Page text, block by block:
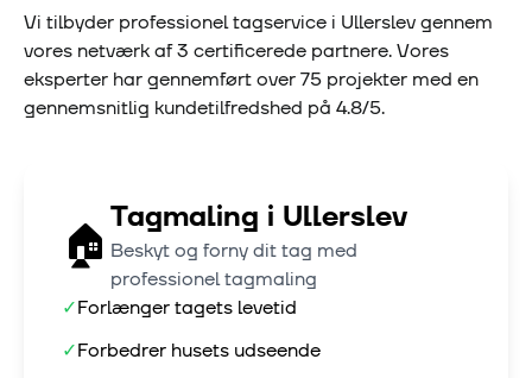
Vi tilbyder professionel tagservice i Ullerslevgennem
vores netværk af3 certificerede partnere. Vores
eksperter har gennemført over75 projekter med en
gennemsnitlig kundetilfredshed på 4.8/5.
🏠 Tagmaling i Ullerslev
Beskyt og forny dit tag med
professionel tagmaling
✓Forlænger tagets levetid
✓Forbedrer husets udseende